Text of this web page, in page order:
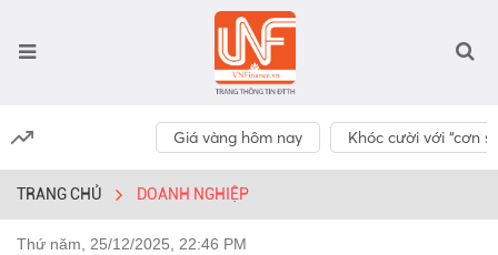
Giá vàng hôm nay Khóc cười với “cơn
TRANG CHỦ DOANH NGHIỆP
Thứ năm, 25/12/2025, 22:46 PM